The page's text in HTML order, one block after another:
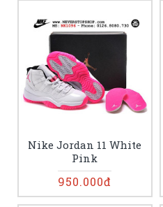
Nike Jordan 11 White
Pink
950.000đ